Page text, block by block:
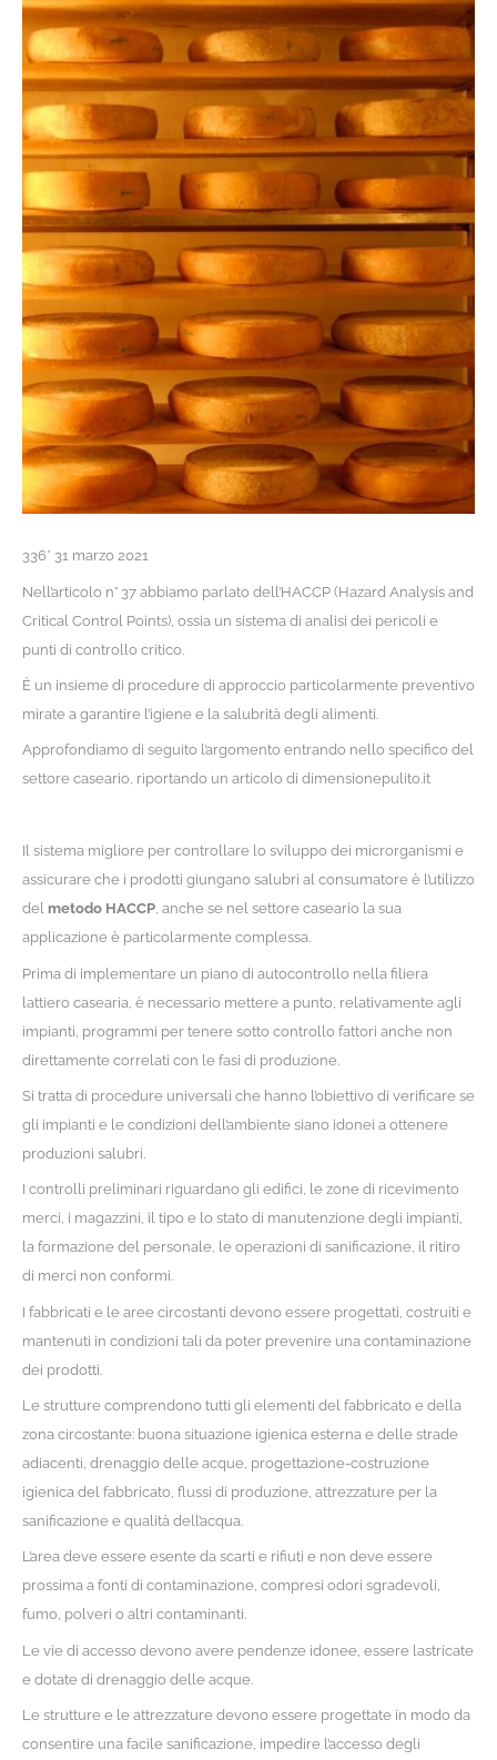
336* 31 marzo 2021
Nell’articolo n° 37 abbiamo parlato dell’HACCP (Hazard Analysis and
Critical Control Points), ossia un sistema di analisi dei pericoli e
punti di controllo critico.
È un insieme di procedure di approccio particolarmente preventivo
mirate a garantire l’igiene e la salubrità degli alimenti.
Approfondiamo di seguito l’argomento entrando nello specifico del
settore caseario, riportando un articolo di dimensionepulito.it
Il sistema migliore per controllare lo sviluppo dei microrganismi e
assicurare che i prodotti giungano salubri al consumatore è l’utilizzo
del metodo HACCP, anche se nel settore caseario la sua
applicazione è particolarmente complessa.
Prima di implementare un piano di autocontrollo nella filiera
lattiero casearia, è necessario mettere a punto, relativamente agli
impianti, programmi per tenere sotto controllo fattori anche non
direttamente correlati con le fasi di produzione.
Si tratta di procedure universali che hanno l’obiettivo di verificare se
gli impianti e le condizioni dell’ambiente siano idonei a ottenere
produzioni salubri.
I controlli preliminari riguardano gli edifici, le zone di ricevimento
merci, i magazzini, il tipo e lo stato di manutenzione degli impianti,
la formazione del personale, le operazioni di sanificazione, il ritiro
di merci non conformi.
I fabbricati e le aree circostanti devono essere progettati, costruiti e
mantenuti in condizioni tali da poter prevenire una contaminazione
dei prodotti.
Le strutture comprendono tutti gli elementi del fabbricato e della
zona circostante: buona situazione igienica esterna e delle strade
adiacenti, drenaggio delle acque, progettazione-costruzione
igienica del fabbricato, flussi di produzione, attrezzature per la
sanificazione e qualità dell’acqua.
L’area deve essere esente da scarti e rifiuti e non deve essere
prossima a fonti di contaminazione, compresi odori sgradevoli,
fumo, polveri o altri contaminanti.
Le vie di accesso devono avere pendenze idonee, essere lastricate
e dotate di drenaggio delle acque.
Le strutture e le attrezzature devono essere progettate in modo da
consentire una facile sanificazione, impedire l’accesso degli